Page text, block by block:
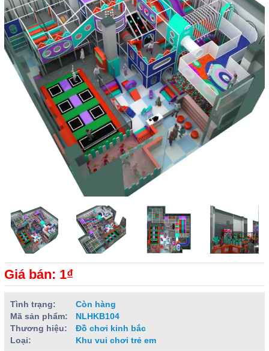
Giá bán: 1₫
Tình trạng:
Còn hàng
Mã sản phẩm:
NLHKB104
Thương hiệu:
Đồ chơi kinh bắc
Loại:
Khu vui chơi trẻ em